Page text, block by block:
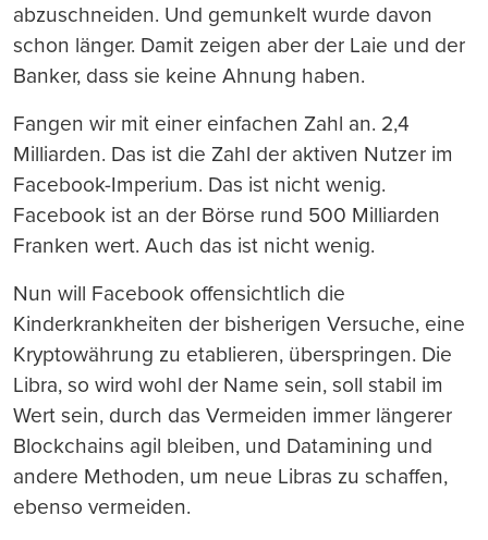
abzuschneiden. Und gemunkelt wurde davon
schon länger. Damit zeigen aber der Laie und der
Banker, dass sie keine Ahnung haben.
Fangen wir mit einer einfachen Zahl an. 2,4
Milliarden. Das ist die Zahl der aktiven Nutzer im
Facebook-Imperium. Das ist nicht wenig.
Facebook ist an der Börse rund 500 Milliarden
Franken wert. Auch das ist nicht wenig.
Nun will Facebook offensichtlich die
Kinderkrankheiten der bisherigen Versuche, eine
Kryptowährung zu etablieren, überspringen. Die
Libra, so wird wohl der Name sein, soll stabil im
Wert sein, durch das Vermeiden immer längerer
Blockchains agil bleiben, und Datamining und
andere Methoden, um neue Libras zu schaffen,
ebenso vermeiden.